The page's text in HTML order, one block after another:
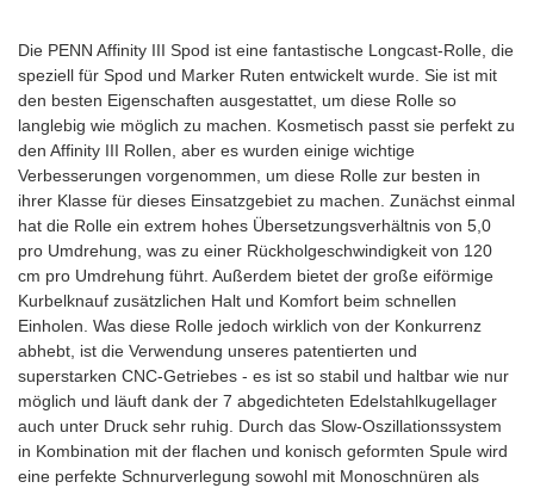
Die PENN Affinity III Spod ist eine fantastische Longcast-Rolle, die
speziell für Spod und Marker Ruten entwickelt wurde. Sie ist mit
den besten Eigenschaften ausgestattet, um diese Rolle so
langlebig wie möglich zu machen. Kosmetisch passt sie perfekt zu
den Affinity III Rollen, aber es wurden einige wichtige
Verbesserungen vorgenommen, um diese Rolle zur besten in
ihrer Klasse für dieses Einsatzgebiet zu machen. Zunächst einmal
hat die Rolle ein extrem hohes Übersetzungsverhältnis von 5,0
pro Umdrehung, was zu einer Rückholgeschwindigkeit von 120
cm pro Umdrehung führt. Außerdem bietet der große eiförmige
Kurbelknauf zusätzlichen Halt und Komfort beim schnellen
Einholen. Was diese Rolle jedoch wirklich von der Konkurrenz
abhebt, ist die Verwendung unseres patentierten und
superstarken CNC-Getriebes - es ist so stabil und haltbar wie nur
möglich und läuft dank der 7 abgedichteten Edelstahlkugellager
auch unter Druck sehr ruhig. Durch das Slow-Oszillationssystem
in Kombination mit der flachen und konisch geformten Spule wird
eine perfekte Schnurverlegung sowohl mit Monoschnüren als